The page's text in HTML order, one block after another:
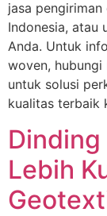
jasa
Indonesia, atau
Anda. Untuk
woven,
untuk solusi
kualitas terbaik
Dinding
Lebih